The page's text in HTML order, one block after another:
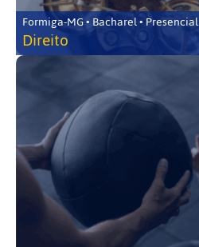
Formiga-MG • Bacharel • Presencial
Direito